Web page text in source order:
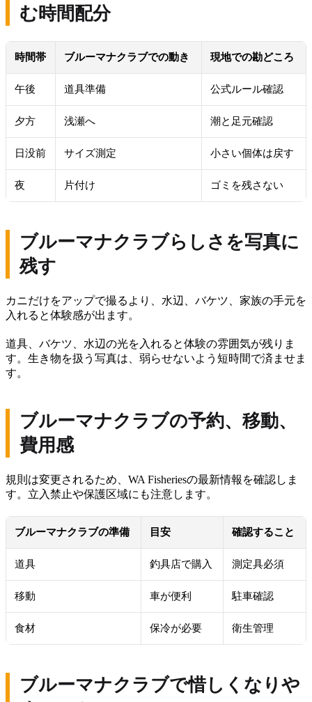
む時間配分
時間帯 ブルーマナクラブでの動き 現地での勘どころ
午後 道具準備 公式ルール確認
夕方 浅瀬へ 潮と足元確認
日没前 サイズ測定 小さい個体は戻す
夜 片付け ゴミを残さない
ブルーマナクラブらしさを写真に
残す
カニだけをアップで撮るより、水辺、バケツ、家族の手元を
入れると体験感が出ます。
道具、バケツ、水辺の光を入れると体験の雰囲気が残りま
す。生き物を扱う写真は、弱らせないよう短時間で済ませま
す。
ブルーマナクラブの予約、移動、
費用感
規則は変更されるため、WA Fisheriesの最新情報を確認しま
す。立入禁止や保護区域にも注意します。
ブルーマナクラブの準備 目安 確認すること
道具 釣具店で購入 測定具必須
移動 車が便利 駐車確認
食材 保冷が必要 衛生管理
ブルーマナクラブで惜しくなりや